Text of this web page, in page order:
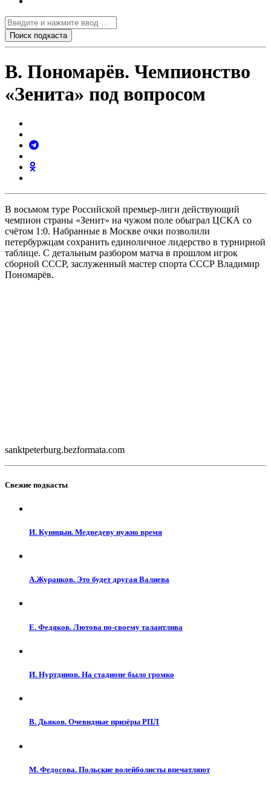
В. Пономарёв. Чемпионство
«Зенита» под вопросом
В восьмом туре Российской премьер-лиги действующий
чемпион страны «Зенит» на чужом поле обыграл ЦСКА со
счётом 1:0. Набранные в Москве очки позволили
петербуржцам сохранить единоличное лидерство в турнирной
таблице. С детальным разбором матча в прошлом игрок
сборной СССР, заслуженный мастер спорта СССР Владимир
Пономарёв.
sanktpeterburg.bezformata.com
Свежие подкасты
И. Куницын. Медведеву нужно время
А.Журанков. Это будет другая Валиева
Е. Федяков. Лютова по-своему талантлива
И. Нуртдинов. На стадионе было громко
В. Дьяков. Очевидные призёры РПЛ
М. Федосова. Польские волейболисты впечатляют